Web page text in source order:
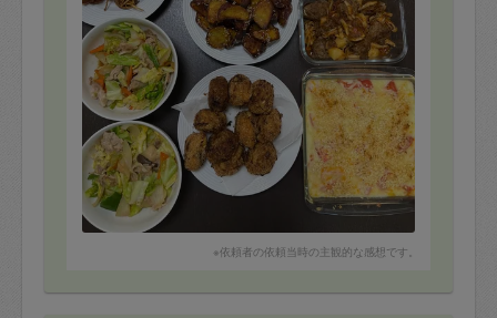
・豚肉と大根の中華炒め
・牛肉と根菜のきんぴら
・大根と塩昆布の浅漬け
・お味噌汁
※依頼者の依頼当時の主観的な感想です。